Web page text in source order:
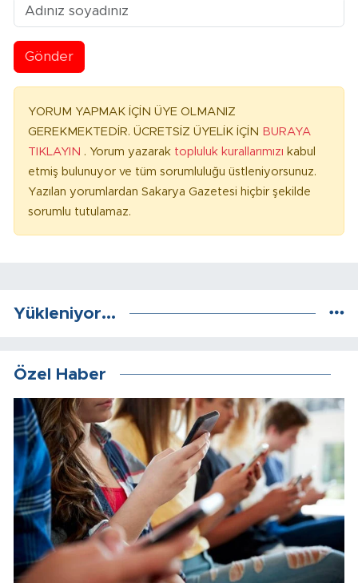
Gönder
YORUM YAPMAK İÇİN ÜYE OLMANIZ
GEREKMEKTEDİR. ÜCRETSİZ ÜYELİK İÇİN BURAYA
TIKLAYIN . Yorum yazarak topluluk kurallarımızı kabul
etmiş bulunuyor ve tüm sorumluluğu üstleniyorsunuz.
Yazılan yorumlardan Sakarya Gazetesi hiçbir şekilde
sorumlu tutulamaz.
Yükleniyor...
Özel Haber